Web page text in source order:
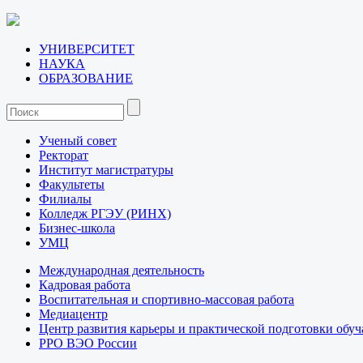
УНИВЕРСИТЕТ
НАУКА
ОБРАЗОВАНИЕ
Ученый совет
Ректорат
Институт магистратуры
Факультеты
Филиалы
Колледж РГЭУ (РИНХ)
Бизнес-школа
УМЦ
Международная деятельность
Кадровая работа
Воспитательная и спортивно-массовая работа
Медиацентр
Центр развития карьеры и практической подготовки
РРО ВЭО России